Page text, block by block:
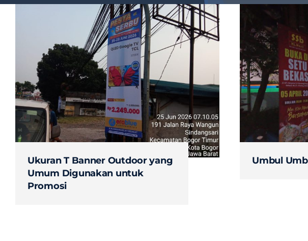
Ukuran T Banner Outdoor yang
Umum Digunakan untuk
Promosi
Umbul